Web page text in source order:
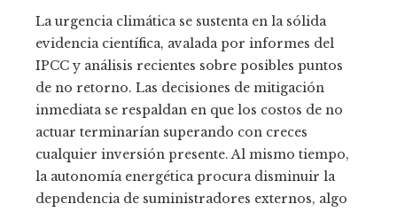
La urgencia climática se sustenta en la sólida
evidencia científica, avalada por informes del
IPCC y análisis recientes sobre posibles puntos
de no retorno. Las decisiones de mitigación
inmediata se respaldan en que los costos de no
actuar terminarían superando con creces
cualquier inversión presente. Al mismo tiempo,
la autonomía energética procura disminuir la
dependencia de suministradores externos, algo